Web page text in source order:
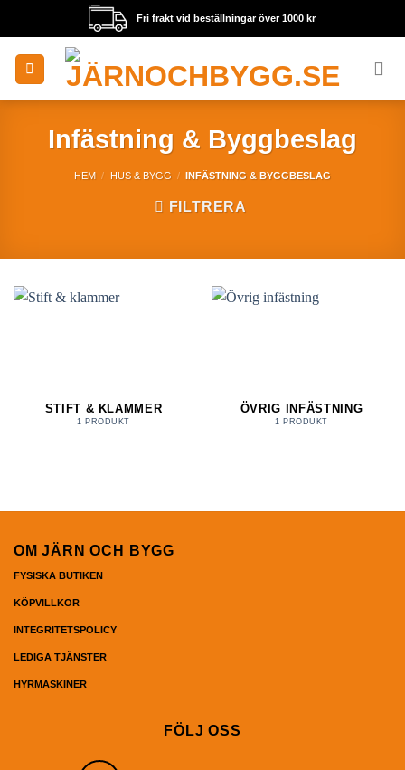
content
Fri frakt vid beställningar över 1000 kr
Infästning & Byggbeslag
HEM / HUS & BYGG / INFÄSTNING & BYGGBESLAG
FILTRERA
STIFT & KLAMMER
1 PRODUKT
ÖVRIG INFÄSTNING
1 PRODUKT
OM JÄRN OCH BYGG
FYSISKA BUTIKEN
KÖPVILLKOR
INTEGRITETSPOLICY
LEDIGA TJÄNSTER
HYRMASKINER
FÖLJ OSS